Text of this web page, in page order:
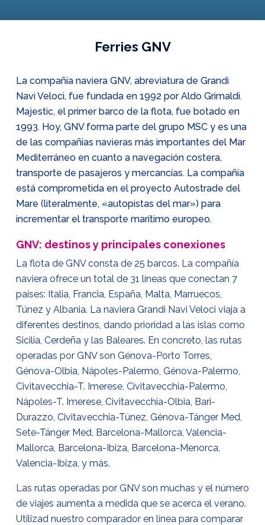
Ferries GNV
La compañía naviera GNV, abreviatura de Grandi
Navi Veloci, fue fundada en 1992 por Aldo Grimaldi.
Majestic, el primer barco de la flota, fue botado en
1993. Hoy, GNV forma parte del grupo MSC y es una
de las compañías navieras más importantes del Mar
Mediterráneo en cuanto a navegación costera,
transporte de pasajeros y mercancías. La compañía
está comprometida en el proyecto Autostrade del
Mare (literalmente, «autopistas del mar») para
incrementar el transporte marítimo europeo.
GNV: destinos y principales conexiones
La flota de GNV consta de 25 barcos. La compañía
naviera ofrece un total de 31 líneas que conectan 7
países: Italia, Francia, España, Malta, Marruecos,
Túnez y Albania. La naviera Grandi Navi Veloci viaja a
diferentes destinos, dando prioridad a las islas como
Sicilia, Cerdeña y las Baleares. En concreto, las rutas
operadas por GNV son Génova-Porto Torres,
Génova-Olbia, Nápoles-Palermo, Génova-Palermo,
Civitavecchia-T. Imerese, Civitavecchia-Palermo,
Nápoles-T. Imerese, Civitavecchia-Olbia, Bari-
Durazzo, Civitavecchia-Túnez, Génova-Tánger Med,
Sete-Tánger Med, Barcelona-Mallorca, Valencia-
Mallorca, Barcelona-Ibiza, Barcelona-Menorca,
Valencia-Ibiza, y más.
Las rutas operadas por GNV son muchas y el número
de viajes aumenta a medida que se acerca el verano.
Utilizad nuestro comparador en línea para comparar